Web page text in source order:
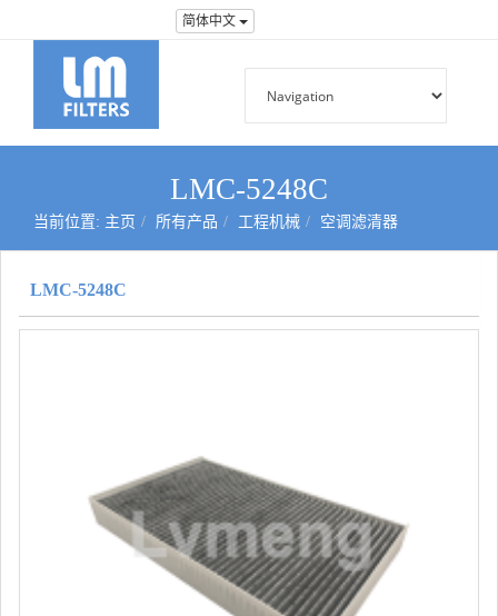
简体中文
LMC-5248C
当前位置: 主页 所有产品 工程机械 空调滤清器
LMC-5248C